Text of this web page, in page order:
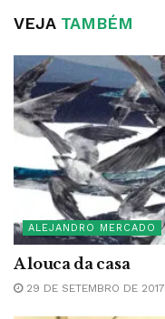
VEJATAMBÉM
ALEJANDRO MERCADO
A louca da casa
29 DE SETEMBRO DE 2017